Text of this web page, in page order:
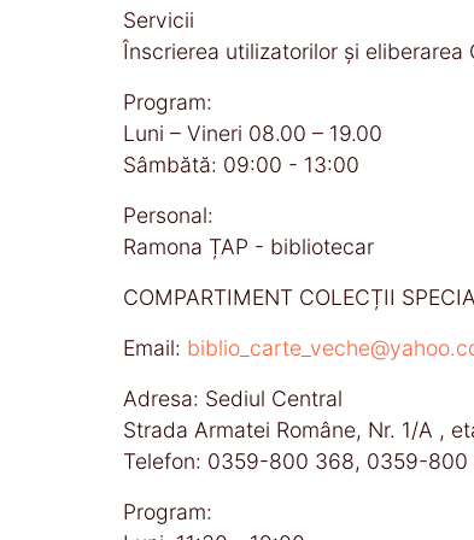
Servicii
Înscrierea utilizatorilor şi eliberarea
Program:
Luni – Vineri 08.00 – 19.00
Sâmbătă: 09:00 - 13:00
Personal:
Ramona ȚAP - bibliotecar
COMPARTIMENT COLECȚII
Email:
Adresa: Sediul Central
Strada Armatei Române, Nr. 1/A ,
Telefon: 0359-800 368, 0359-800
Program: